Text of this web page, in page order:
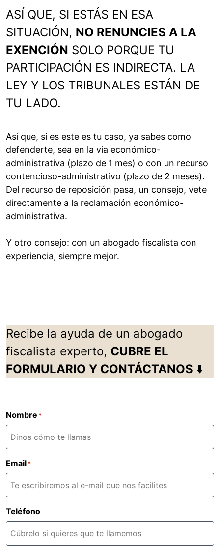
ASÍ QUE, SI ESTÁS EN ESA
SITUACIÓN, NO RENUNCIES A LA
EXENCIÓN SOLO PORQUE TU
PARTICIPACIÓN ES INDIRECTA. LA
LEY Y LOS TRIBUNALES ESTÁN DE
TU LADO.
Así que, si es este es tu caso, ya sabes como
defenderte, sea en la vía económico-
administrativa (plazo de 1 mes) o con un recurso
contencioso-administrativo (plazo de 2 meses).
Del recurso de reposición pasa, un consejo, vete
directamente a la reclamación económico-
administrativa.
Y otro consejo: con un abogado fiscalista con
experiencia, siempre mejor.
Recibe la ayuda de un abogado
fiscalista experto, CUBRE EL
FORMULARIO Y CONTÁCTANOS ⬇️
Nombre *
Email*
Teléfono